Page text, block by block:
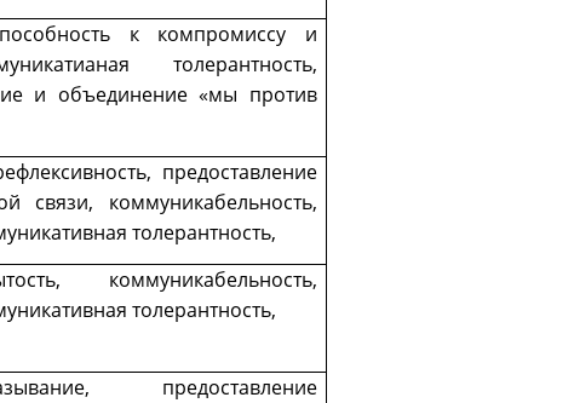
к компромиссу и
толерантность,
и объединение «мы против
предоставление
связи, коммуникабельность,
толерантность,
коммуникабельность,
толерантность,
предоставление